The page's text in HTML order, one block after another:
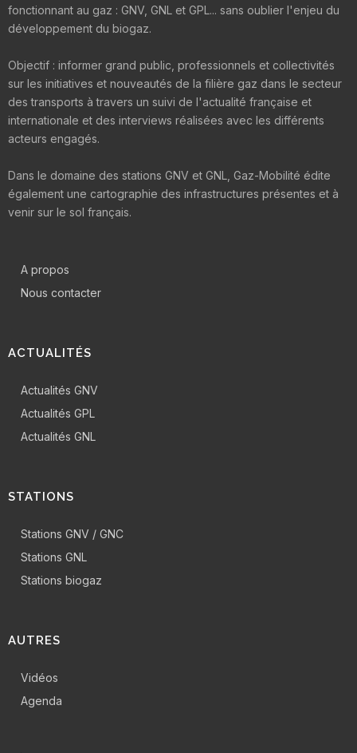
fonctionnant au gaz : GNV, GNL et GPL... sans oublier l'enjeu du
développement du biogaz.
Objectif : informer grand public, professionnels et collectivités
sur les initiatives et nouveautés de la filière gaz dans le secteur
des transports à travers un suivi de l'actualité française et
internationale et des interviews réalisées avec les différents
acteurs engagés.
Dans le domaine des stations GNV et GNL, Gaz-Mobilité édite
également une cartographie des infrastructures présentes et à
venir sur le sol français.
A propos
Nous contacter
ACTUALITÉS
Actualités GNV
Actualités GPL
Actualités GNL
STATIONS
Stations GNV / GNC
Stations GNL
Stations biogaz
AUTRES
Vidéos
Agenda